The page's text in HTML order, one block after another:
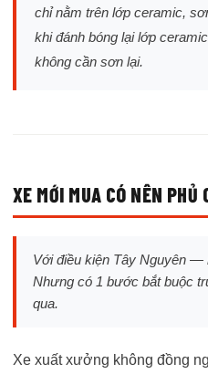
chỉ nằm trên lớp ceramic,
khi đánh bóng lại lớp
không cần sơn lại.
XE MỚI MUA CÓ NÊN PHỦ
Với điều kiện Tây Nguyên —
Nhưng có 1 bước bắt buộc
qua.
Xe xuất xưởng không đồng